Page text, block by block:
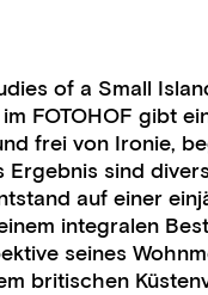
of a Small
FOTOHOF gibt
frei von Ironie,
Ergebnis sind
auf einer
integralen
seines
britischen